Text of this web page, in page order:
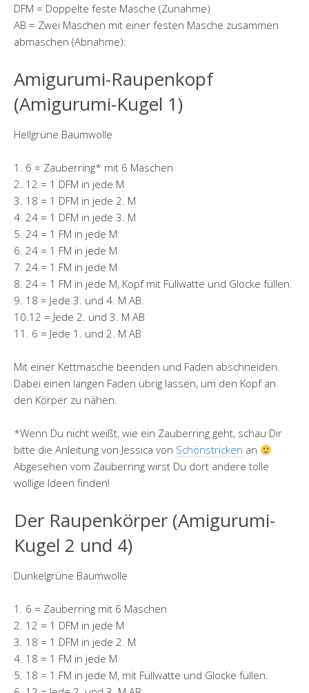
DFM = Doppelte feste Masche (Zunahme)
AB = Zwei Maschen mit einer festen Masche zusammen
abmaschen (Abnahme).
Amigurumi-Raupenkopf
(Amigurumi-Kugel 1)
Hellgrüne Baumwolle
1. 6 = Zauberring* mit 6 Maschen
2. 12 = 1 DFM in jede M
3. 18 = 1 DFM in jede 2. M
4. 24 = 1 DFM in jede 3. M
5. 24 = 1 FM in jede M
6. 24 = 1 FM in jede M
7. 24 = 1 FM in jede M
8. 24 = 1 FM in jede M, Kopf mit Füllwatte und Glocke füllen.
9. 18 = Jede 3. und 4. M AB.
10.12 = Jede 2. und 3. M AB
11. 6 = Jede 1. und 2. M AB
Mit einer Kettmasche beenden und Faden abschneiden.
Dabei einen langen Faden übrig lassen, um den Kopf an
den Körper zu nähen.
*Wenn Du nicht weißt, wie ein Zauberring geht, schau Dir
bitte die Anleitung von Jessica von Schönstricken an
Abgesehen vom Zauberring wirst Du dort andere tolle
wollige Ideen finden!
Der Raupenkörper (Amigurumi-
Kugel 2 und 4)
Dunkelgrüne Baumwolle
1. 6 = Zauberring mit 6 Maschen
2. 12 = 1 DFM in jede M
3. 18 = 1 DFM in jede 2. M
4. 18 = 1 FM in jede M
5. 18 = 1 FM in jede M, mit Füllwatte und Glocke füllen.